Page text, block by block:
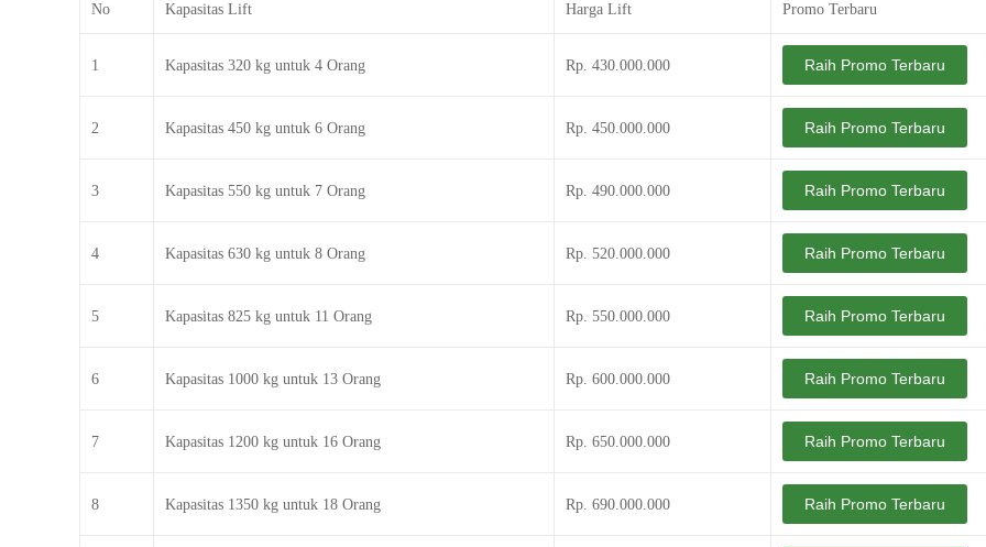
No Kapasitas Lift Harga Lift Promo Terbaru
1 Kapasitas 320 kg untuk 4 Orang Rp. 430.000.000 Raih Promo Terbaru
2 Kapasitas 450 kg untuk 6 Orang Rp. 450.000.000 Raih Promo Terbaru
3 Kapasitas 550 kg untuk 7 Orang Rp. 490.000.000 Raih Promo Terbaru
4 Kapasitas 630 kg untuk 8 Orang Rp. 520.000.000 Raih Promo Terbaru
5 Kapasitas 825 kg untuk 11 Orang Rp. 550.000.000 Raih Promo Terbaru
6 Kapasitas 1000 kg untuk 13 Orang Rp. 600.000.000 Raih Promo Terbaru
7 Kapasitas 1200 kg untuk 16 Orang Rp. 650.000.000 Raih Promo Terbaru
8 Kapasitas 1350 kg untuk 18 Orang Rp. 690.000.000 Raih Promo Terbaru